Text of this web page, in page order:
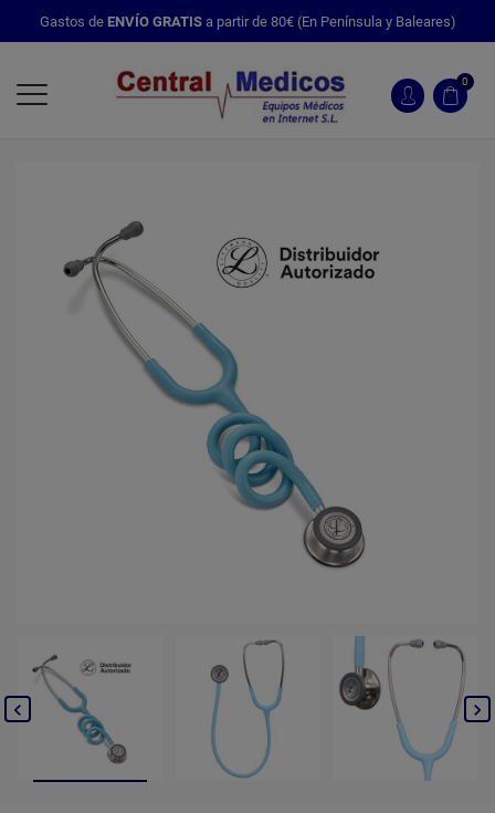
Gastos de ENVÍO GRATISa partir de 80€ (En Península y Baleares)
0
 